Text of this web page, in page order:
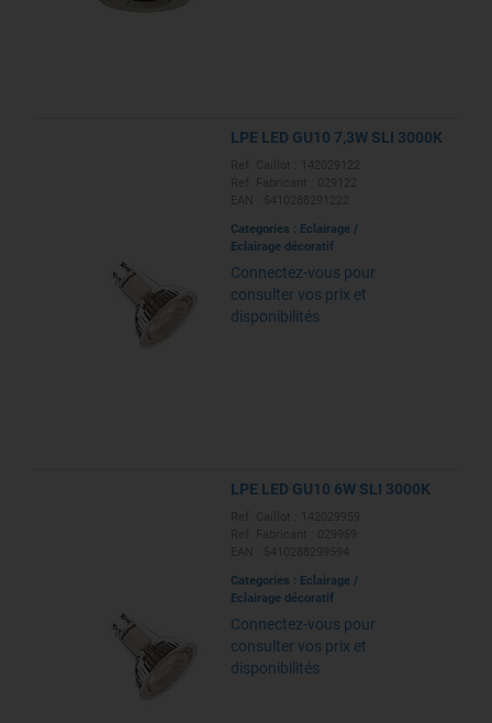
LPE LED GU10 7,3W SLI 3000K
Categories : Eclairage /
Eclairage décoratif
Connectez-vous pour
consulter vos prix et
disponibilités
LPE LED GU10 6W SLI 3000K
Categories : Eclairage /
Eclairage décoratif
Connectez-vous pour
consulter vos prix et
disponibilités